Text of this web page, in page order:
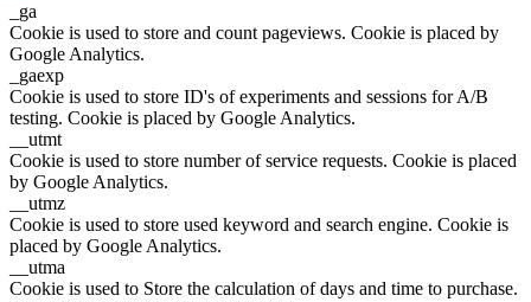
_ga
Cookie is used to store and count pageviews. Cookie is placed by
Google Analytics.
_gaexp
Cookie is used to store ID's of experiments and sessions for A/B
testing. Cookie is placed by Google Analytics.
__utmt
Cookie is used to store number of service requests. Cookie is placed
by Google Analytics.
__utmz
Cookie is used to store used keyword and search engine. Cookie is
placed by Google Analytics.
__utma
Cookie is used to Store the calculation of days and time to purchase.